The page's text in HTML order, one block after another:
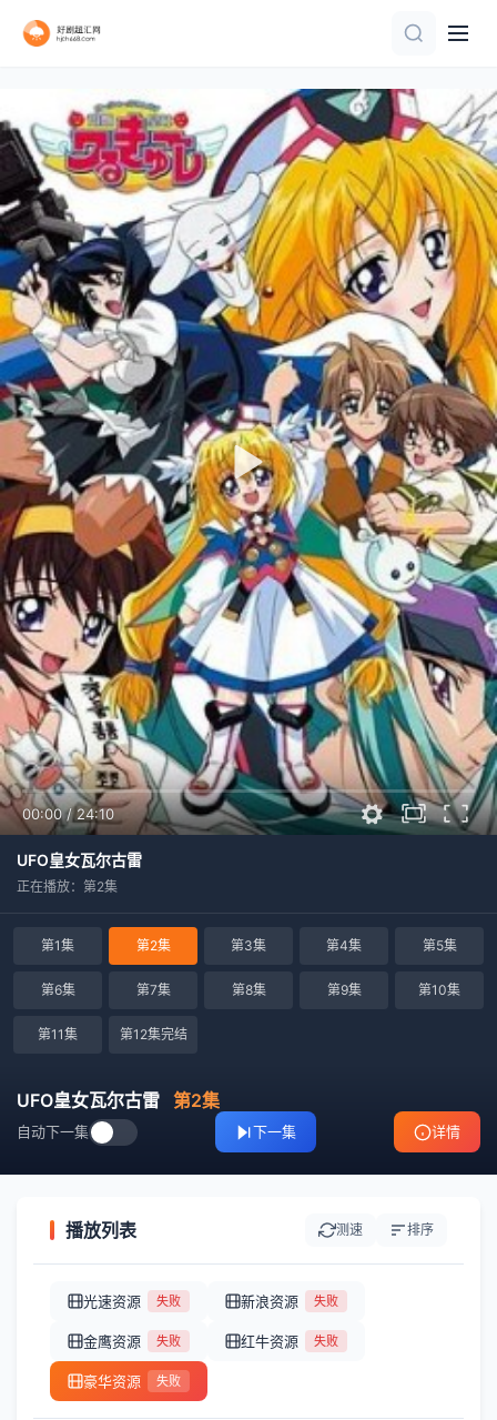
00:00/24:10
UFO皇女瓦尔古雷
正在播放：第2集
第1集 第2集 第3集 第4集 第5集
第6集 第7集 第8集 第9集 第10集
第11集 第12集完结
UFO皇女瓦尔古雷 第2集
自动下一集 下一集 详情
播放列表 测速 排序
光速资源 失败 新浪资源 失败
金鹰资源 失败 红牛资源 失败
豪华资源 失败
第19集
第109集完结
更新第12集
正片
更新至OVA
第17集完结
第9集
连载中 连载到4集
第3集
全集完结